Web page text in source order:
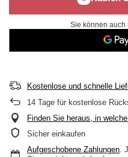
Sie können auch
Kostenlose und schnelle
14 Tage für kostenlose
Finden Sie heraus, in
Sicher einkaufen
Aufgeschobene Zahlungen.